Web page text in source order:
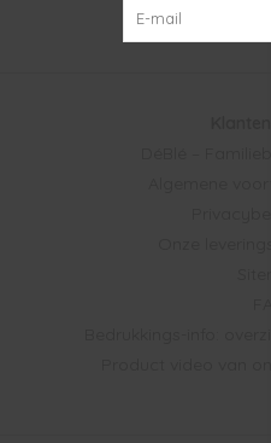
DéBlé –
Algemene
Onze
Bedrukkings-info:
Product video van